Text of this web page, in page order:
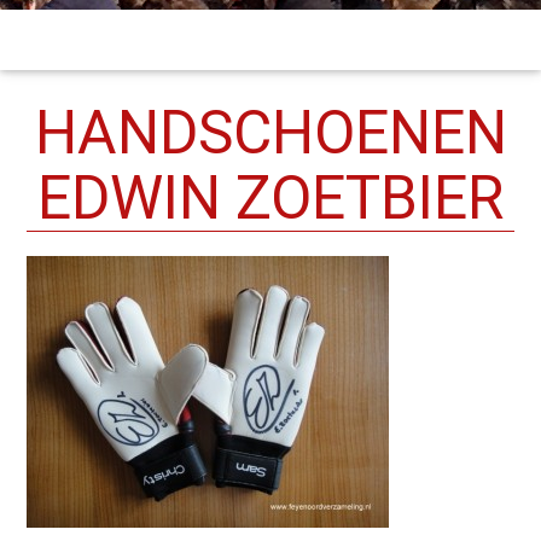
HANDSCHOENEN
EDWIN ZOETBIER